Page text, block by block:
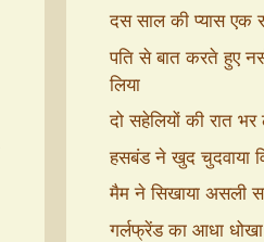
दस साल की प्यास एक
पति से बात करते हुए
लिया
दो सहेलियों की रात
हसबंड ने खुद चुदवाया
मैम ने सिखाया असली
गर्लफ्रेंड का आधा धोखा